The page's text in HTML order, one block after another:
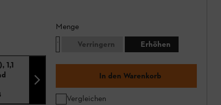
1,1
Menge
Verringern
Erhöhen
In den Warenkorb
Vergleichen